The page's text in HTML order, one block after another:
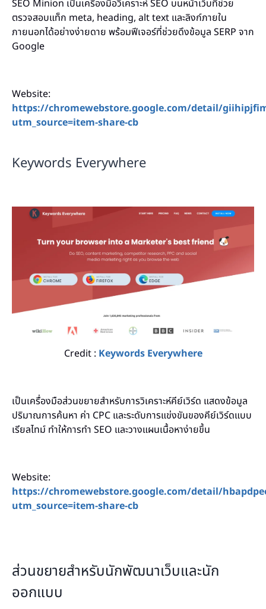
SEO Minion เป็นเครื่องมือวิเคราะห์ SEO บนหน้าเว็บที่ช่วย
ตรวจสอบแท็ก meta, heading, alt text และลิงก์ภายใน
ภายนอกได้อย่างง่ายดาย พร้อมฟีเจอร์ที่ช่วยดึงข้อมูล SERP จาก
Google
Website:
https://chromewebstore.google.com/detail/
utm_source=item-share-cb
Keywords Everywhere
Credit : Keywords Everywhere
เป็นเครื่องมือส่วนขยายสำหรับการวิเคราะห์คีย์เวิร์ด แสดงข้อมูล
ปริมาณการค้นหา ค่า CPC และระดับการแข่งขันของคีย์เวิร์ดแบบ
เรียลไทม์ ทำให้การทำ SEO และวางแผนเนื้อหาง่ายขึ้น
Website:
https://chromewebstore.google.com/detail/
utm_source=item-share-cb
ส่วนขยายสำหรับนักพัฒนาเว็บและนัก
ออกแบบ